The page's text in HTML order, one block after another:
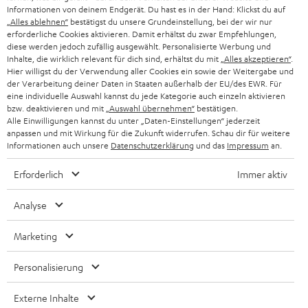
BLUETOOTH-LAUTSPRECHER
KOPFHÖRER
BLUETOOTH-KOPFHÖRER
STEREOANLAGEN
LAUTSPRECHER
ULTIMA-SERIE
IN-EAR-KOPFHÖRER
FANSHOP
NEUHEITEN
PARTNERPROGRAMM
BLOG
NEWSLETTER
STORES
DEINE VORTEILE BEI TEUFEL
UNSER MANAGEMENT
NACHHALTIGKEIT
UNSERE WERTE
BILDUNGSRABATT
SCHWEIZ
NIEDERLANDE
BELGIEN
FRANKREICH
POLEN
SPANIEN
ITALIEN
Technische Änderungen, Tippfehler und Irrtum vorbehalten. Das auf unseren
Fotos abgebildete Zubehör ist nicht im Lieferumfang enthalten. Etwaige
Entsorgungsgebühren für Batterien sind im Preis inbegriffen.
Informationen von deinem Endgerät. Du hast es in der Hand: Klickst du auf
„Alles ablehnen“ bestätigst du unsere Grundeinstellung, bei der wir nur
erforderliche Cookies aktivieren. Damit erhältst du zwar Empfehlungen,
diese werden jedoch zufällig ausgewählt. Personalisierte Werbung und
Inhalte, die wirklich relevant für dich sind, erhältst du mit „Alles akzeptieren“.
Hier willigst du der Verwendung aller Cookies ein sowie der Weitergabe und
der Verarbeitung deiner Daten in Staaten außerhalb der EU/des EWR. Für
eine individuelle Auswahl kannst du jede Kategorie auch einzeln aktivieren
bzw. deaktivieren und mit „Auswahl übernehmen“ bestätigen.
Alle Einwilligungen kannst du unter „Daten-Einstellungen“ jederzeit
anpassen und mit Wirkung für die Zukunft widerrufen. Schau dir für weitere
Informationen auch unsere Datenschutzerklärung und das Impressum an.
Erforderlich Immer aktiv
Analyse
Marketing
Personalisierung
Externe Inhalte